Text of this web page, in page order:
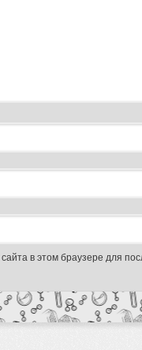
в этом браузере для